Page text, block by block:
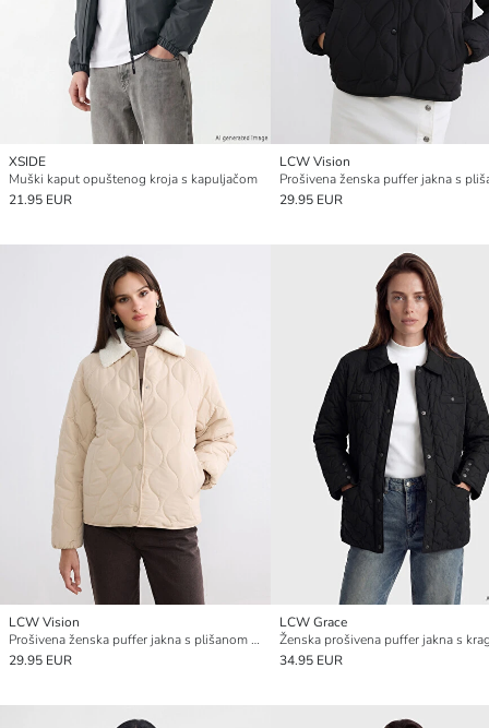
XSIDE
Muški kaput opuštenog kroja s kapuljačom
21.95 EUR
LCW Vision
29.95 EUR
LCW Vision
Prošivena ženska puffer jakna s plišanom kragnom
29.95 EUR
LCW Grace
34.95 EUR